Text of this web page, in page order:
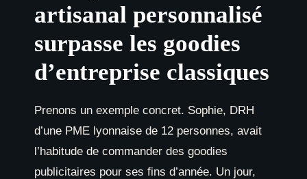
artisanal personnalisé
surpasse les goodies
d’entreprise classiques
Prenons un exemple concret. Sophie, DRH
d’une PME lyonnaise de 12 personnes, avait
l’habitude de commander des goodies
publicitaires pour ses fins d’année. Un jour,